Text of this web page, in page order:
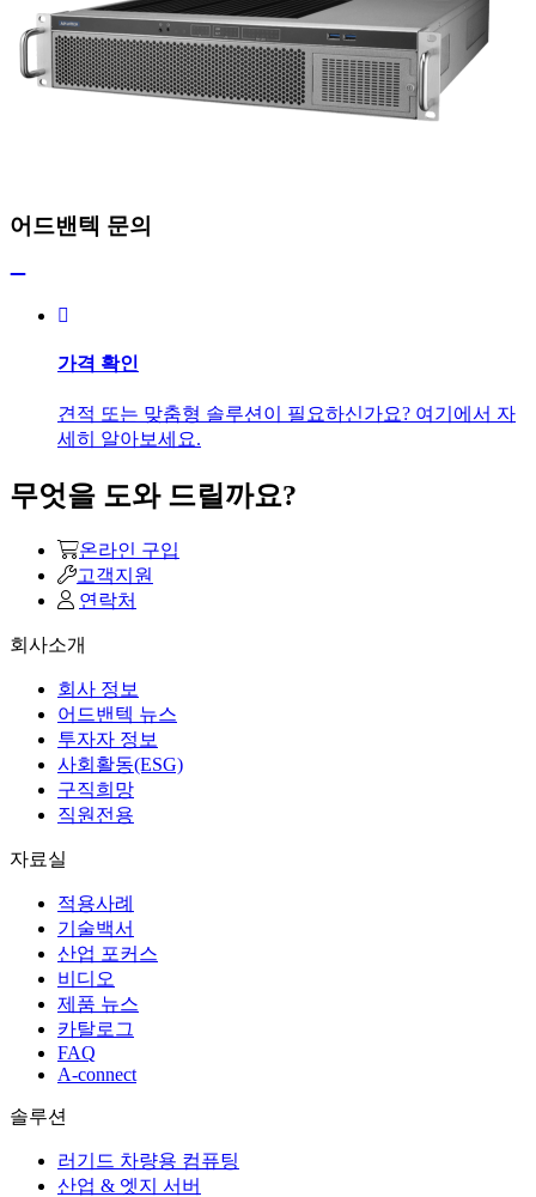
어드밴텍 문의
가격 확인
견적 또는 맞춤형 솔루션이 필요하신가요? 여기에서 자
세히 알아보세요.
무엇을 도와 드릴까요?
온라인 구입
고객지원
연락처
회사소개
회사 정보
어드밴텍 뉴스
투자자 정보
사회활동(ESG)
구직희망
직원전용
자료실
적용사례
기술백서
산업 포커스
비디오
제품 뉴스
카탈로그
FAQ
A-connect
솔루션
러기드 차량용 컴퓨팅
산업 & 엣지 서버